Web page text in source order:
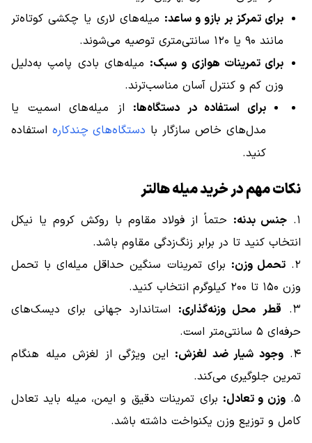
برای تمرکز بر بازو و ساعد: میله‌های لاری یا چکشی کوتاه‌تر
مانند ۹۰ یا ۱۲۰ سانتی‌متری توصیه می‌شوند.
برای تمرینات هوازی و سبک: میله‌های بادی پامپ به‌دلیل
وزن کم و کنترل آسان مناسب‌ترند.
برای استفاده در دستگاه‌ها: از میله‌های اسمیت یا
مدل‌های خاص سازگار با دستگاه‌های چندکارهاستفاده
کنید.
نکات مهم در خرید میله هالتر
۱. جنس بدنه: حتماً از فولاد مقاوم با روکش کروم یا نیکل
انتخاب کنید تا در برابر زنگ‌زدگی مقاوم باشد.
۲. تحمل وزن: برای تمرینات سنگین حداقل میله‌ای با تحمل
وزن ۱۵۰ تا ۲۰۰ کیلوگرم انتخاب کنید.
۳.
قطر محل وزنه‌گذاری: استاندارد جهانی برای دیسک‌های
حرفه‌ای ۵ سانتی‌متر است.
۴.
وجود شیار ضد لغزش: این ویژگی از لغزش میله هنگام
تمرین جلوگیری می‌کند.
۵. وزن و تعادل: برای تمرینات دقیق و ایمن، میله باید تعادل
کامل و توزیع وزن یکنواخت داشته باشد.